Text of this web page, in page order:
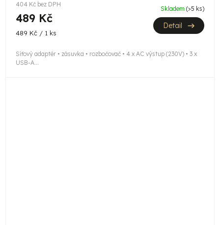
404 Kč bez DPH
489 Kč
Měrná
489 Kč / 1 ks
Skladem (>5 ks)
Detail
Síťový adaptér • zásuvka • rozbočovač • 4 x AC výstup (230V) • 3 x
USB-A...